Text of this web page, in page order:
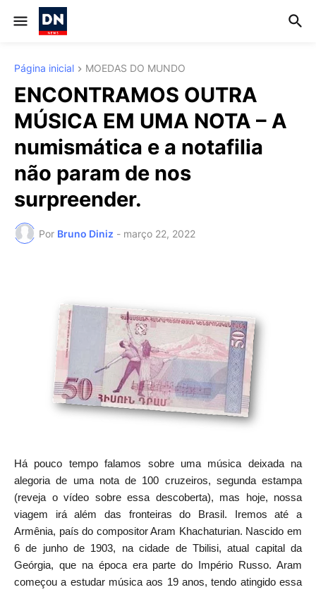
Página inicial MOEDAS DO MUNDO
ENCONTRAMOS OUTRA
MÚSICA EM UMA NOTA – A
numismática e a notafilia
não param de nos
surpreender.
Por Bruno Diniz - março 22, 2022
Há pouco tempo falamos sobre uma música deixada na
alegoria de uma nota de 100 cruzeiros, segunda estampa
(reveja o vídeo sobre essa descoberta), mas hoje, nossa
viagem irá além das fronteiras do Brasil. Iremos até a
Armênia, país do compositor Aram Khachaturian. Nascido em
6 de junho de 1903, na cidade de Tbilisi, atual capital da
Geórgia, que na época era parte do Império Russo. Aram
começou a estudar música aos 19 anos, tendo atingido essa